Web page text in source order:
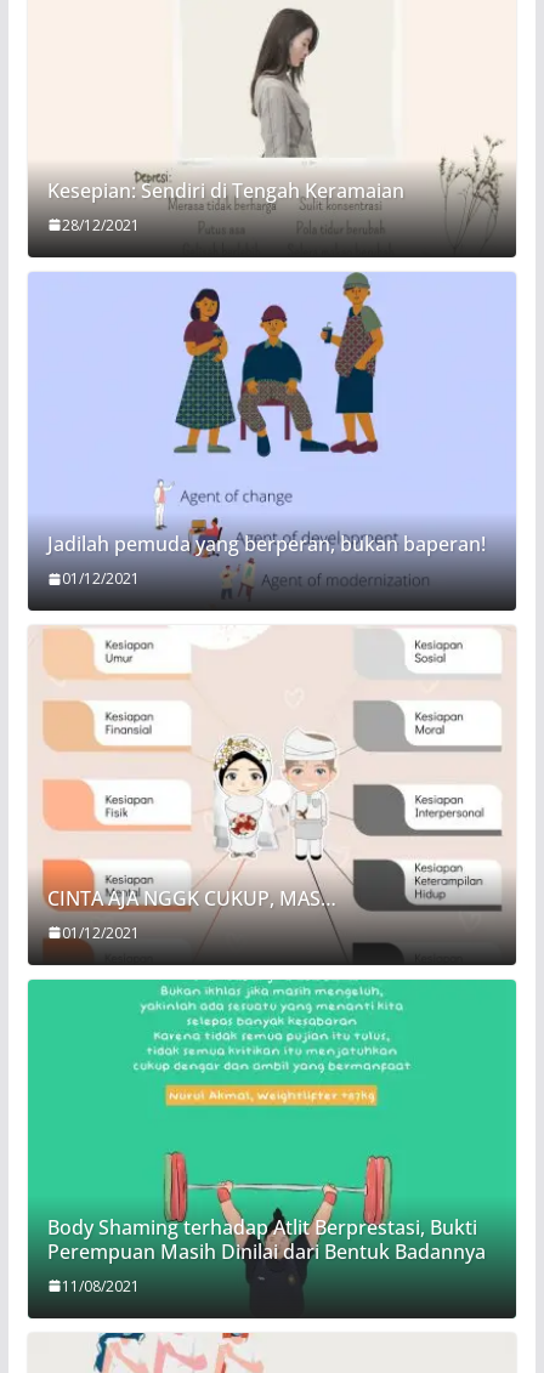
Kesepian: Sendiri di Tengah Keramaian
28/12/2021
Jadilah pemuda yang berperan, bukan baperan!
01/12/2021
CINTA AJA NGGK CUKUP, MAS…
01/12/2021
Body Shaming terhadap Atlit Berprestasi, Bukti
Perempuan Masih Dinilai dari Bentuk Badannya
11/08/2021